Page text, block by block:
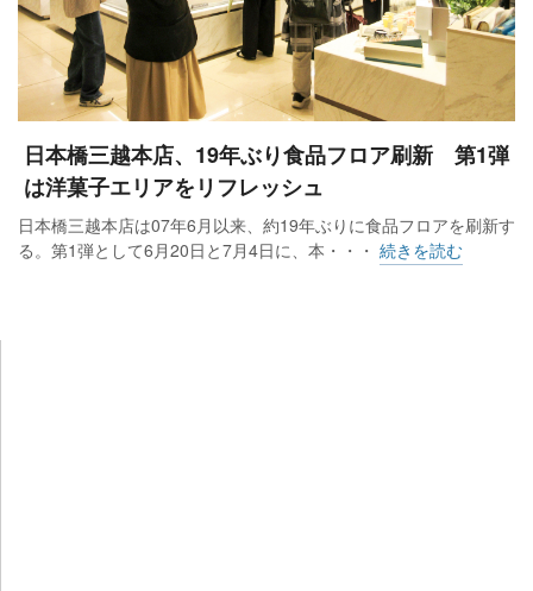
日本橋三越本店、19年ぶり食品フロア刷新 第1弾
は洋菓子エリアをリフレッシュ
日本橋三越本店は07年6月以来、約19年ぶりに食品フロアを刷新す
る。第1弾として6月20日と7月4日に、本・・・ 続きを読む